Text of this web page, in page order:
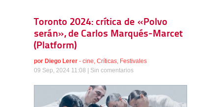
Toronto 2024: crítica de «Polvo
serán», de Carlos Marqués-Marcet
(Platform)
por Diego Lerer - cine, Críticas, Festivales
09 Sep, 2024 11:08 | Sin comentarios